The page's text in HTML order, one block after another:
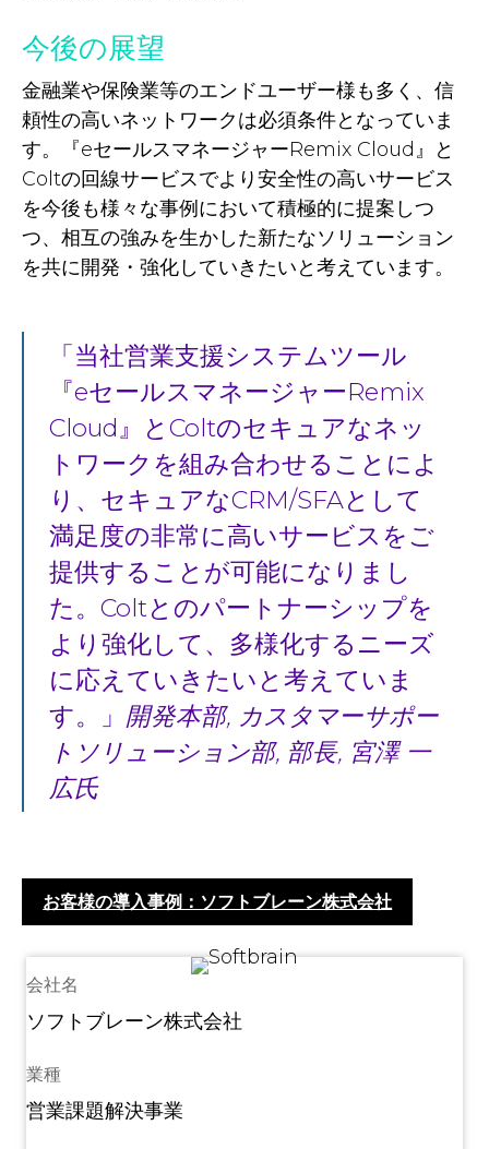
今後の展望
金融業や保険業等のエンドユーザー様も多く、信
頼性の高いネットワークは必須条件となっていま
す。『eセールスマネージャーRemix Cloud』と
Coltの回線サービスでより安全性の高いサービス
を今後も様々な事例において積極的に提案しつ
つ、相互の強みを生かした新たなソリューション
を共に開発・強化していきたいと考えています。
当社営業支援システムツール
『eセールスマネージャーRemix
Cloud』とColtのセキュアなネッ
トワークを組み合わせることによ
り、セキュアなCRM/SFAとして
満足度の非常に高いサービスをご
提供することが可能になりまし
た。Coltとのパートナーシップを
より強化して、多様化するニーズ
に応えていきたいと考えていま
す。
開発本部, カスタマーサポー
トソリューション部, 部長, 宮澤 一
広氏
お客様の導入事例：ソフトブレーン株式会社
会社名
ソフトブレーン株式会社
業種
営業課題解決事業